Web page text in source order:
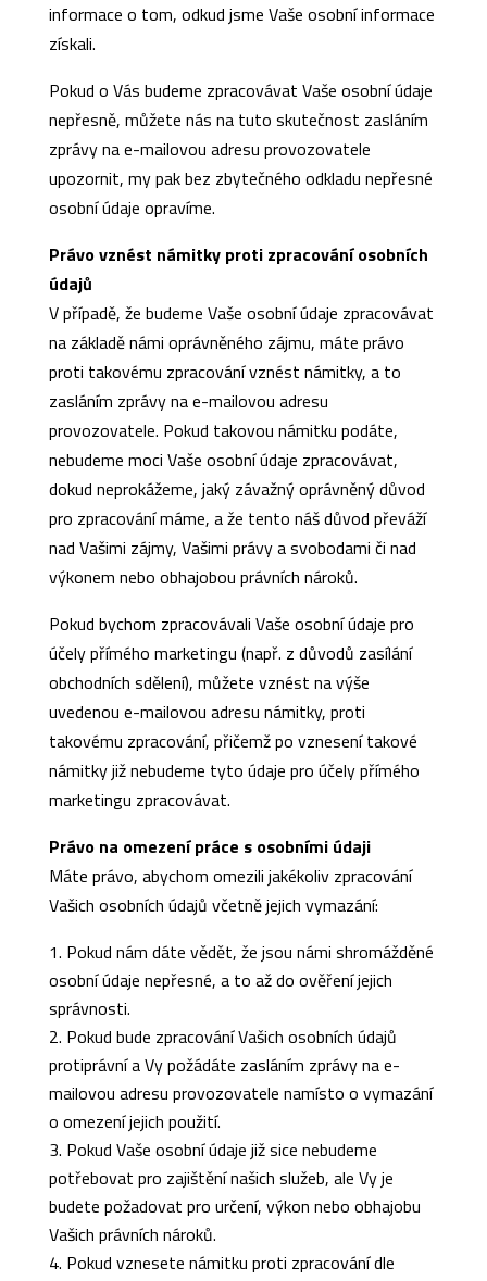
informace o tom, odkud jsme Vaše osobní informace
získali.
Pokud o Vás budeme zpracovávat Vaše osobní údaje
nepřesně, můžete nás na tuto skutečnost zasláním
zprávy na e-mailovou adresu provozovatele
upozornit, my pak bez zbytečného odkladu nepřesné
osobní údaje opravíme.
Právo vznést námitky proti zpracování osobních
údajů
V případě, že budeme Vaše osobní údaje zpracovávat
na základě námi oprávněného zájmu, máte právo
proti takovému zpracování vznést námitky, a to
zasláním zprávy na e-mailovou adresu
provozovatele. Pokud takovou námitku podáte,
nebudeme moci Vaše osobní údaje zpracovávat,
dokud neprokážeme, jaký závažný oprávněný důvod
pro zpracování máme, a že tento náš důvod převáží
nad Vašimi zájmy, Vašimi právy a svobodami či nad
výkonem nebo obhajobou právních nároků.
Pokud bychom zpracovávali Vaše osobní údaje pro
účely přímého marketingu (např. z důvodů zasílání
obchodních sdělení), můžete vznést na výše
uvedenou e-mailovou adresu námitky, proti
takovému zpracování, přičemž po vznesení takové
námitky již nebudeme tyto údaje pro účely přímého
marketingu zpracovávat.
Právo na omezení práce s osobními údaji
Máte právo, abychom omezili jakékoliv zpracování
Vašich osobních údajů včetně jejich vymazání:
Pokud nám dáte vědět, že jsou námi shromážděné
osobní údaje nepřesné, a to až do ověření jejich
správnosti.
Pokud bude zpracování Vašich osobních údajů
protiprávní a Vy požádáte zasláním zprávy na e-
mailovou adresu provozovatele namísto o vymazání
o omezení jejich použití.
Pokud Vaše osobní údaje již sice nebudeme
potřebovat pro zajištění našich služeb, ale Vy je
budete požadovat pro určení, výkon nebo obhajobu
Vašich právních nároků.
Pokud vznesete námitku proti zpracování dle